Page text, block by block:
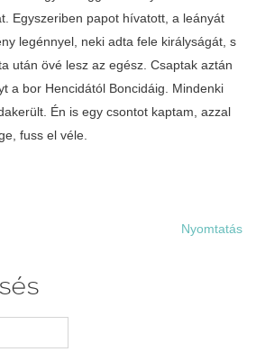
Egyszeriben papot hívatott, a leányát
legénnyel, neki adta fele királyságát, s
után övé lesz az egész. Csaptak aztán
a bor Hencidától Boncidáig. Mindenki
Én is egy csontot kaptam, azzal
fuss el véle.
Nyomtatás